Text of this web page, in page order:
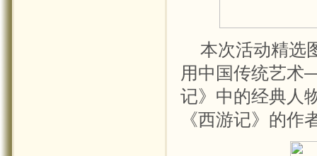
本次活动精选
用中国传统艺术
记》中的经典人
《西游记》的作